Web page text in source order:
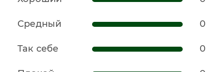
Средный 0
Так себе 0